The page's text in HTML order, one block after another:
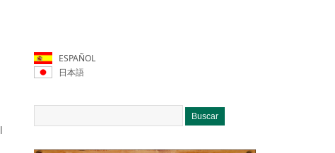
ESPAÑOL
日本語